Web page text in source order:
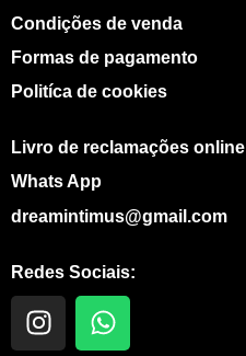
Condições de venda
Formas de pagamento
Politíca de cookies
Livro de reclamações online
Whats App
dreamintimus@gmail.com
Redes Sociais:
I
n
W
h